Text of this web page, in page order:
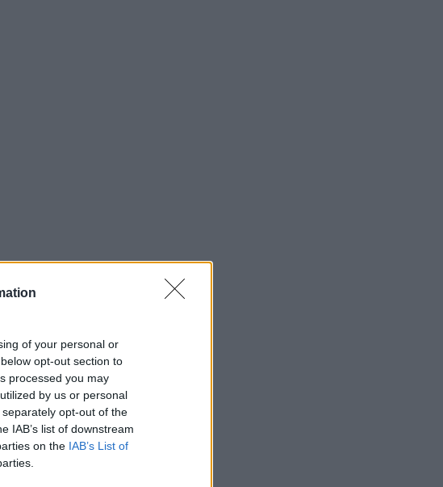
of your personal or
opt-out section to
processed you may
by us or personal
opt-out of the
IAB’s list of downstream
on the IAB’s List of